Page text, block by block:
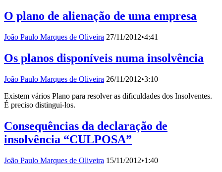
O plano de alienação de uma empresa
João Paulo Marques de Oliveira 27/11/2012•4:41
Os planos disponíveis numa insolvência
João Paulo Marques de Oliveira 26/11/2012•3:10
Existem vários Plano para resolver as dificuldades dos Insolventes.
É preciso distingui-los.
Consequências da declaração de
insolvência “CULPOSA”
João Paulo Marques de Oliveira 15/11/2012•1:40